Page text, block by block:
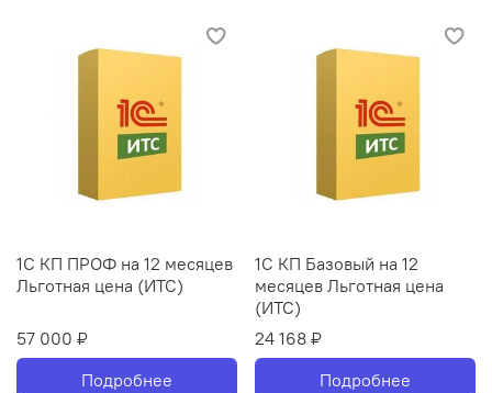
1С КП ПРОФ на 12 месяцев
Льготная цена (ИТС)
57 000 ₽
Подробнее
1С КП Базовый на 12
месяцев Льготная цена
(ИТС)
24 168 ₽
Подробнее